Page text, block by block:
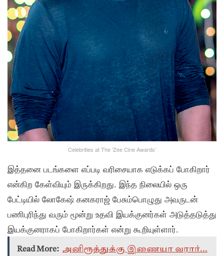
Celebrities at The ‘Zee Cine Awards’
இத்தனை படங்களை எப்படி வரிசையாக எடுக்கப் போகிறார்
என்கிற கேள்வியும் இருக்கிறது. இந்த நிலையில் ஒரு
பேட்டியில் லோகேஷ் கனகராஜ் பேசும்பொழுது அவருடன்
பணிபுரிந்து வரும் மூன்று உதவி இயக்குனர்கள் அடுத்தடுத்து
இயக்குனராகப் போகிறார்கள் என்று கூறியுள்ளார்.
Read More: அனிரூத்துக்கு இணையா வரார்...